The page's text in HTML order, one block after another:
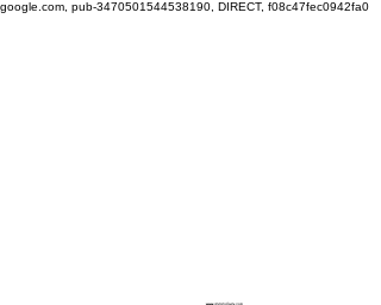
google.com, pub-3470501544538190, DIRECT, f08c47fec0942fa0